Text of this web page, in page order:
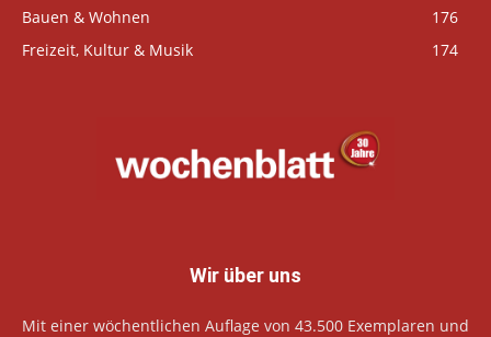
Bauen & Wohnen
176
Freizeit, Kultur & Musik
174
Wir über uns
Mit einer wöchentlichen Auflage von 43.500 Exemplaren und